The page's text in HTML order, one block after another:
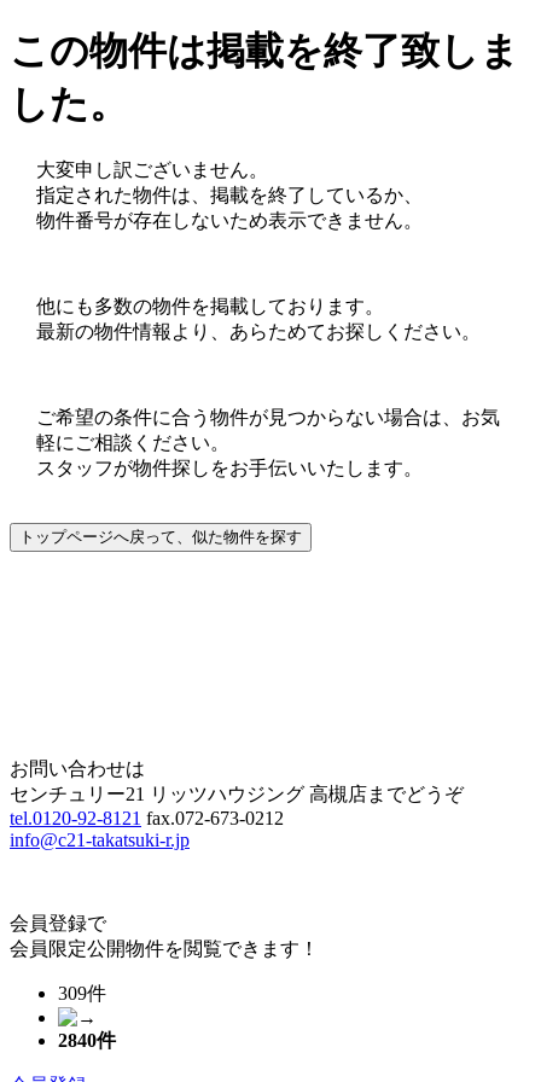
この物件は掲載を終了致しま
した。
大変申し訳ございません。
指定された物件は、掲載を終了しているか、
物件番号が存在しないため表示できません。
他にも多数の物件を掲載しております。
最新の物件情報より、あらためてお探しください。
ご希望の条件に合う物件が見つからない場合は、お気
軽にご相談ください。
スタッフが物件探しをお手伝いいたします。
お問い合わせは
センチュリー21 リッツハウジング 高槻店までどうぞ
tel.0120-92-8121 fax.072-673-0212
info@c21-takatsuki-r.jp
会員登録で
会員限定公開物件を閲覧できます！
309件
2840件